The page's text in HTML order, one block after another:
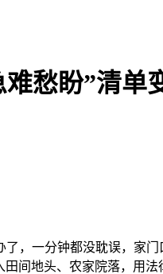
愁盼”清单
，一分钟都没耽误，家
间地头、农家院落，用